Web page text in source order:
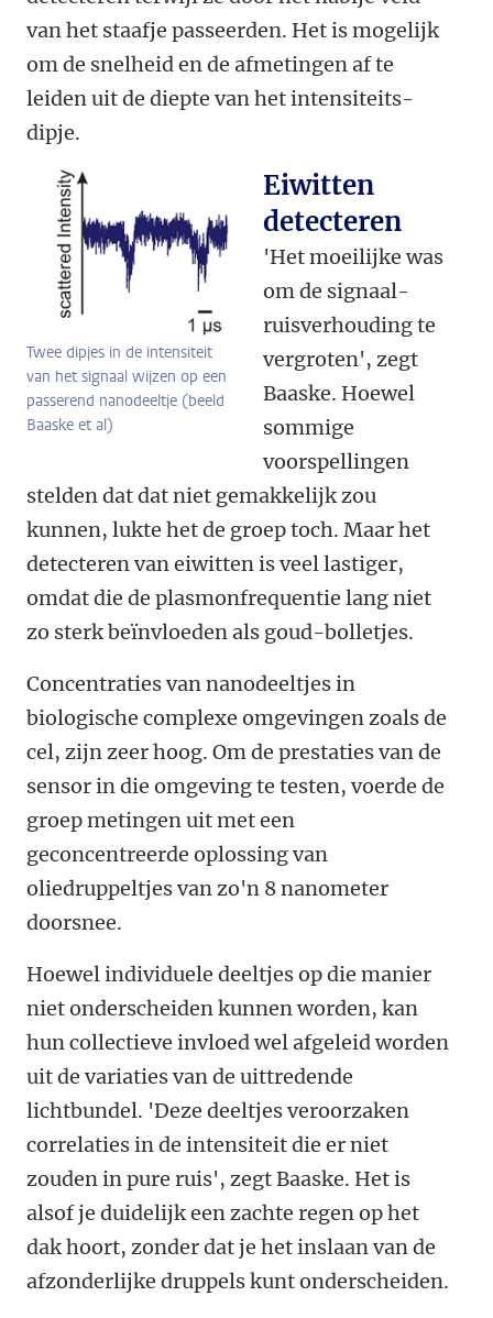
van het staafje passeerden. Het is mogelijk
om de snelheid en de afmetingen af te
leiden uit de diepte van het intensiteits-
dipje.
Twee dipjes in de intensiteit
van het signaal wijzen op een
passerend nanodeeltje (beeld
Baaske et al)
Eiwitten
detecteren
'Het moeilijke was
om de signaal-
ruisverhouding te
vergroten', zegt
Baaske. Hoewel
sommige
voorspellingen
stelden dat dat niet gemakkelijk zou
kunnen, lukte het de groep toch. Maar het
detecteren van eiwitten is veel lastiger,
omdat die de plasmonfrequentie lang niet
zo sterk beïnvloeden als goud-bolletjes.
Concentraties van nanodeeltjes in
biologische complexe omgevingen zoals de
cel, zijn zeer hoog. Om de prestaties van de
sensor in die omgeving te testen, voerde de
groep metingen uit met een
geconcentreerde oplossing van
oliedruppeltjes van zo'n 8 nanometer
doorsnee.
Hoewel individuele deeltjes op die manier
niet onderscheiden kunnen worden, kan
hun collectieve invloed wel afgeleid worden
uit de variaties van de uittredende
lichtbundel. 'Deze deeltjes veroorzaken
correlaties in de intensiteit die er niet
zouden in pure ruis', zegt Baaske. Het is
alsof je duidelijk een zachte regen op het
dak hoort, zonder dat je het inslaan van de
afzonderlijke druppels kunt onderscheiden.